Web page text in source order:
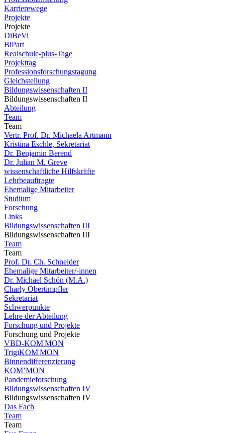
Karrierewege
Projekte
Projekte
DiBeVi
BiPart
Realschule-plus-Tage
Projekttag
Professionsforschungstagung
Gleichstellung
Bildungswissenschaften II
Bildungswissenschaften II
Abteilung
Team
Team
Vertr. Prof. Dr. Michaela Artmann
Kristina Eschle, Sekretariat
Dr. Benjamin Berend
Dr. Julian M. Greve
wissenschaftliche Hilfskräfte
Lehrbeauftragte
Ehemalige Mitarbeiter
Studium
Forschung
Links
Bildungswissenschaften III
Bildungswissenschaften III
Team
Team
Prof. Dr. Ch. Schneider
Ehemalige Mitarbeiter/-innen
Dr. Michael Schön (M.A.)
Charly Obertimpfler
Sekretariat
Schwerpunkte
Lehre der Abteilung
Forschung und Projekte
Forschung und Projekte
VBD-KOM'MON
TrigiKOM'MON
Binnendifferenzierung
KOM’MON
Pandemieforschung
Bildungswissenschaften IV
Bildungswissenschaften IV
Das Fach
Team
Team